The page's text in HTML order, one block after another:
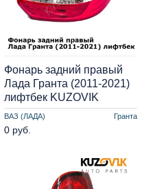
ВАЗ (ЛАДА) Гранта
Фонарь задний правый
Лада Гранта (2011-2021)
лифтбек KUZOVIK
0 руб.